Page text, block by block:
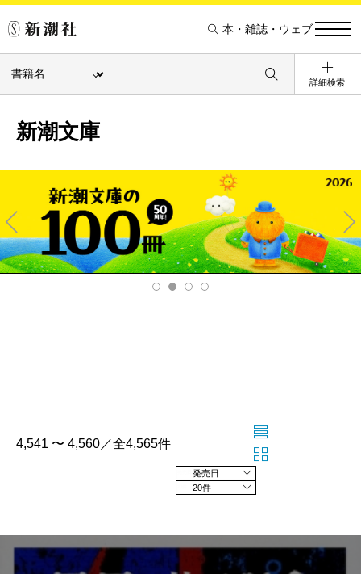
本・雑誌・ウェブ
詳細検索
新潮文庫
Pre
v
Ne
xt
4,541 〜 4,560／全4,565件
20件